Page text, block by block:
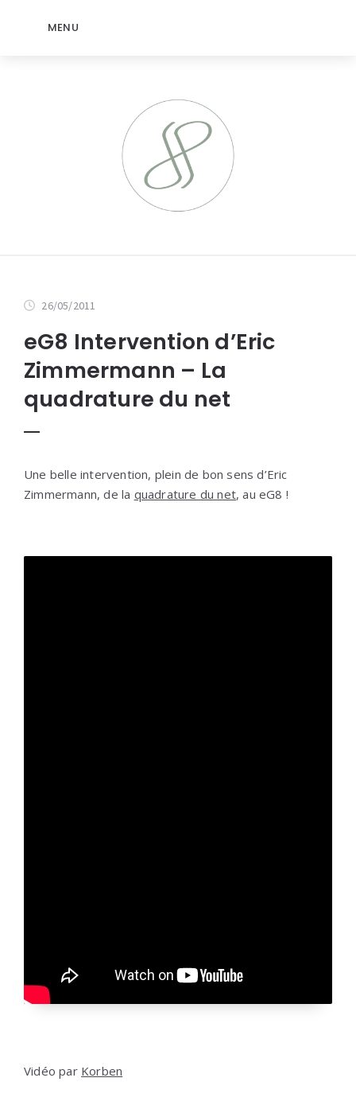
MENU
26/05/2011
eG8 Intervention d’Eric
Zimmermann – La
quadrature du net
Une belle intervention, plein de bon sens d’Eric
Zimmermann, de la quadrature du net, au eG8 !
Vidéo par Korben